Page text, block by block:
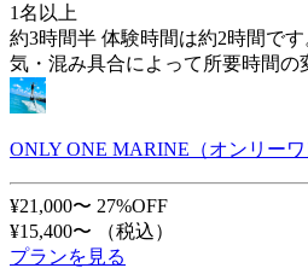
1名以上
約3時間半 体験時間は約2時間で
気・混み具合によって所要時間の
ONLY ONE MARINE（オンリーワ
¥21,000〜 27%OFF
¥15,400〜
（税込）
プランを見る